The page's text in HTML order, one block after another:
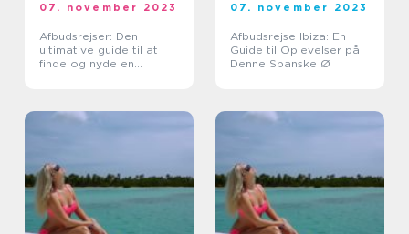
07. november 2023
Afbudsrejser: Den
ultimative guide til at
finde og nyde en
07. november 2023
Afbudsrejse Ibiza: En
Guide til Oplevelser på
Denne Spanske Ø